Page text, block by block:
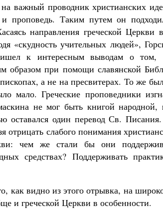
важный проводник христианских
и проповедь. Таким путем он
направления греческой Церкви
«скудность учительных людей»,
к интересным выводам о том,
образом при помощи славянской
а не на пресвитерах. То же
мало. Греческие проповедники
не мог быть книгой народной,
оставался один перевод Св.
слабого понимания
чем же стали бы они
средствах? Поддерживать
как видно из этого отрывка, на
и греческой Церкви в особенности.